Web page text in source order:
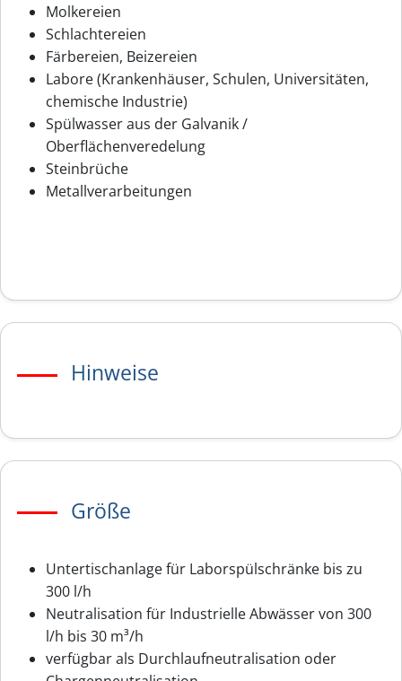
Molkereien
Schlachtereien
Färbereien, Beizereien
Labore (Krankenhäuser, Schulen, Universitäten,
chemische Industrie)
Spülwasser aus der Galvanik /
Oberflächenveredelung
Steinbrüche
Metallverarbeitungen
Hinweise
Größe
Untertischanlage für Laborspülschränke bis zu
300 l/h
Neutralisation für Industrielle Abwässer von 300
l/h bis 30 m³/h
verfügbar als Durchlaufneutralisation oder